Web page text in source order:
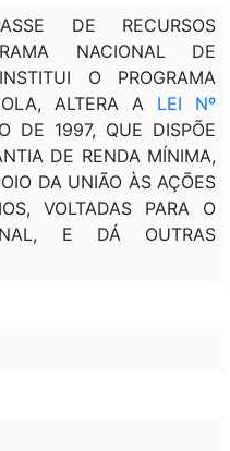
DE RECURSOS
NACIONAL DE
O PROGRAMA
ALTERA A LEI Nº
DE 1997, QUE DISPÕE
DE RENDA MÍNIMA,
DA UNIÃO ÀS AÇÕES
VOLTADAS PARA O
E DÁ OUTRAS